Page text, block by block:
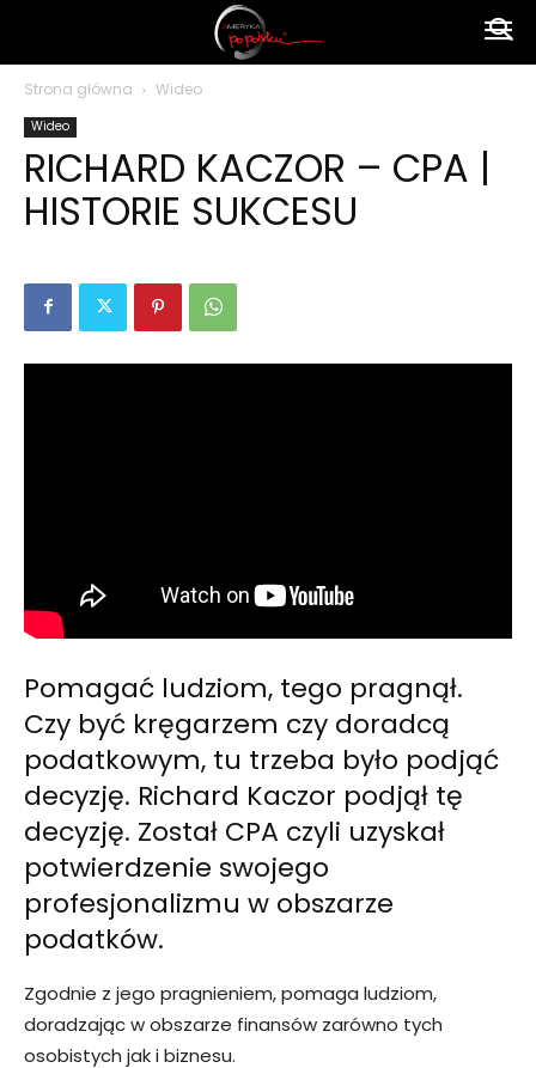
Strona główna Wideo
Wideo
RICHARD KACZOR – CPA |
HISTORIE SUKCESU
Pomagać ludziom, tego pragnął.
Czy być kręgarzem czy doradcą
podatkowym, tu trzeba było podjąć
decyzję. Richard Kaczor podjął tę
decyzję. Został CPA czyli uzyskał
potwierdzenie swojego
profesjonalizmu w obszarze
podatków.
Zgodnie z jego pragnieniem, pomaga ludziom,
doradzając w obszarze finansów zarówno tych
osobistych jak i biznesu.